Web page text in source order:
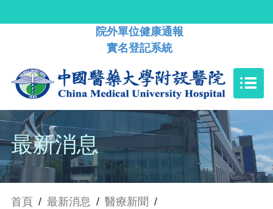
院外單位健康通報
實名登記系統
最新消息
首頁 / 最新消息 / 醫療新聞 /